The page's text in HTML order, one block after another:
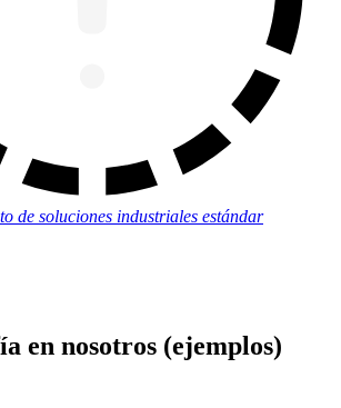
de soluciones industriales estándar
en nosotros (ejemplos)